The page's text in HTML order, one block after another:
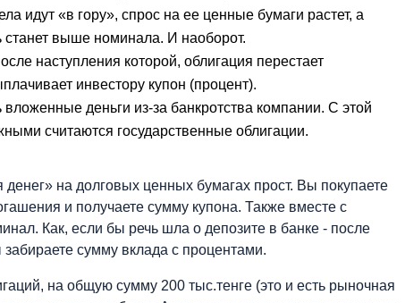
идут «в гору», спрос на ее ценные бумаги растет, а
станет выше номинала. И наоборот.
наступления которой, облигация перестает
инвестору купон (процент).
вложенные деньги из-за банкротства компании. С этой
считаются государственные облигации.
на долговых ценных бумагах прост. Вы покупаете
и получаете сумму купона. Также вместе с
Как, если бы речь шла о депозите в банке - после
сумму вклада с процентами.
на общую сумму 200 тыс.тенге (это и есть рыночная